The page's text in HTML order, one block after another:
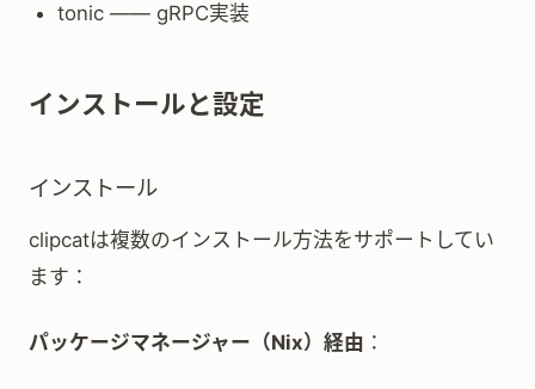
tonic —— gRPC実装
インストールと設定
インストール
clipcatは複数のインストール方法をサポートしてい
ます：
パッケージマネージャー（Nix）経由 ：